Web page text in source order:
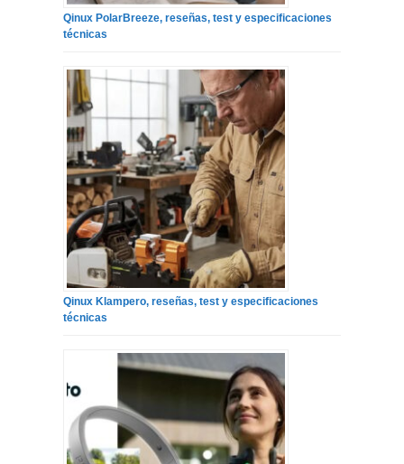
Qinux PolarBreeze, reseñas, test y especificaciones
técnicas
Qinux Klampero, reseñas, test y especificaciones
técnicas